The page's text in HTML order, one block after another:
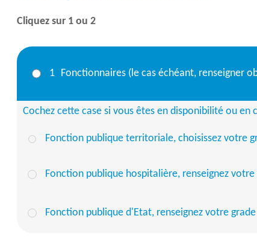
Cliquez sur 1 ou 2
1 Fonctionnaires (le cas échéant, renseigner
Cochez cette case si vous êtes en disponibilité ou en
Fonction publique territoriale, choisissez votre
Fonction publique hospitalière, renseignez votre
Fonction publique d'Etat, renseignez votre